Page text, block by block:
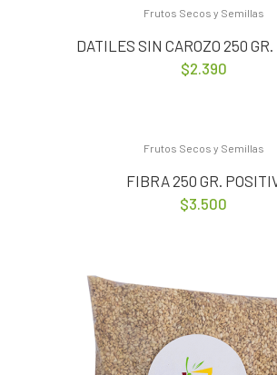
Frutos Secos y Semillas
DATILES SIN CAROZO 250
$2.390
Frutos Secos y Semillas
FIBRA 250 GR.
$3.500